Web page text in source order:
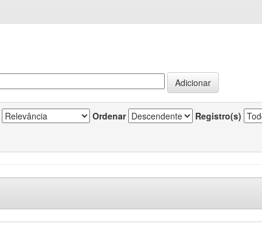
Ordenar Registro(s)